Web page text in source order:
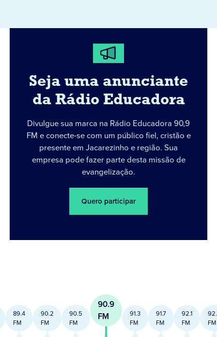
Seja uma anunciante
da Rádio Educadora
Divulgue sua marca na Rádio Educadora 90,9
FM e conecte-se com um público fiel, cristão e
presente em Jacarezinho e região. Sua
empresa pode fazer parte desta missão de
evangelização.
Quero participar
89.4
FM
90.2
FM
90.5
FM
90.9
FM
91.3
FM
91.7
FM
92.1
FM
FM